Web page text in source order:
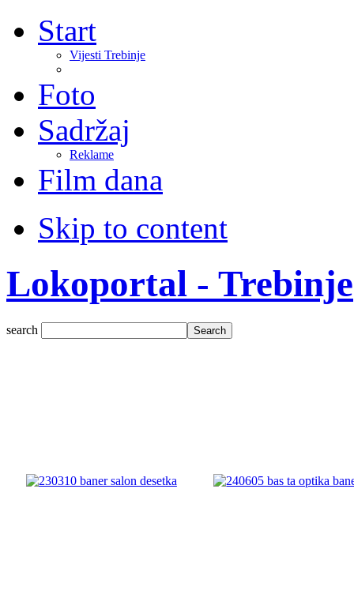
Start
Vijesti Trebinje
Foto
Sadržaj
Reklame
Film dana
Skip to content
Lokoportal - Trebinje
search